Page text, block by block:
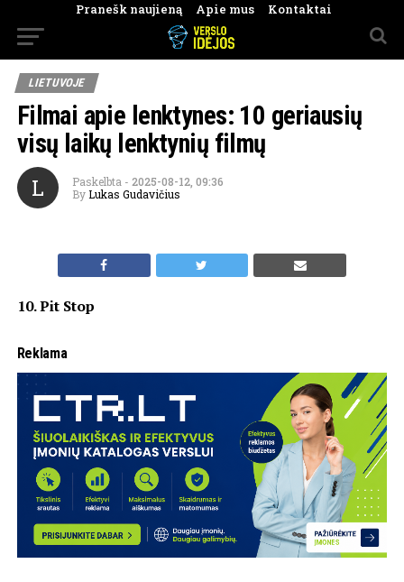
Pranešk naujieną Apie mus Kontaktai
LIETUVOJE
Filmai apie lenktynes: 10 geriausių
visų laikų lenktynių filmų
L Paskelbta - 2025-08-12, 09:36
By Lukas Gudavičius
10. Pit Stop
Reklama